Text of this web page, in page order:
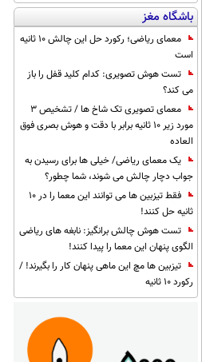
باشگاه مغز
معمای ریاضی؛ رکورد حل این چالش 10 ثانیه
است
تست هوش تصویری: کدام کلید قفل را باز
می کند؟
معمای تصویری تک شاخ ها / تشخیص 3
مورد زیر 10 ثانیه برابر با دقت و هوش بصری فوق
العاده
یک معمای ریاضی/ خیلی ها برای رسیدن به
جواب دچار چالش می شوند، شما چطور؟
فقط تیزبین ها می توانند این معما را در 10
ثانیه حل کنند!
تست هوش چالش برانگیز: نابغه های ریاضی
الگوی پنهان این معما را پیدا کنند!
تیزبین ها مچ این ماهی پنهان کار را بگیرند! /
رکورد 10 ثانیه